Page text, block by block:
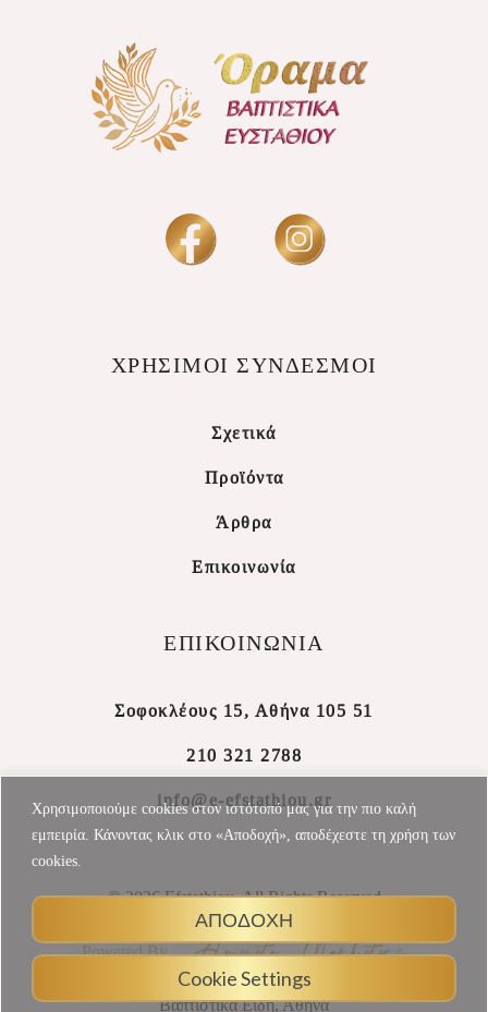
Χρησιμοποιούμε cookies στον ιστότοπό μας για την πιο καλή
εμπειρία. Κάνοντας κλικ στο «Αποδοχή», αποδέχεστε τη χρήση των
cookies.
Cookie Settings
ΑΠΟΔΟΧΗ
ΧΡΗΣΙΜΟΙ ΣΥΝΔΕΣΜΟΙ
Σχετικά
Προϊόντα
Άρθρα
Επικοινωνία
ΕΠΙΚΟΙΝΩΝΙΑ
Σοφοκλέους 15, Αθήνα 105 51
210 321 2788
info@e-efstathiou.gr
© 2026 Efstathiou, All Rights Reserved
Powered By
Βαπτιστικά Είδη, Αθήνα